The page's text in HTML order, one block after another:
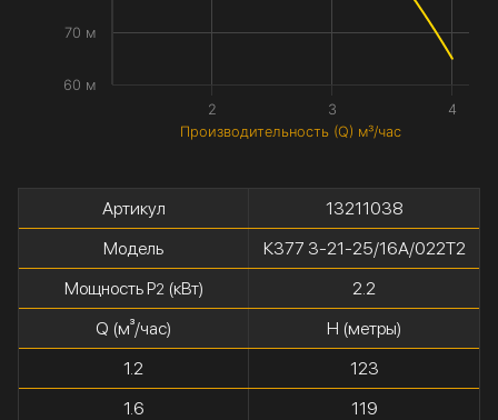
Производительность (Q) м³/час
2 3 4
60 м
70 м
Артикул
13211038
Модель
К377 3-21-25/16А/022Т2
Мощность P2(кВт)
2.2
Q (м³/час)
H (метры)
1.2
123
1.6
119